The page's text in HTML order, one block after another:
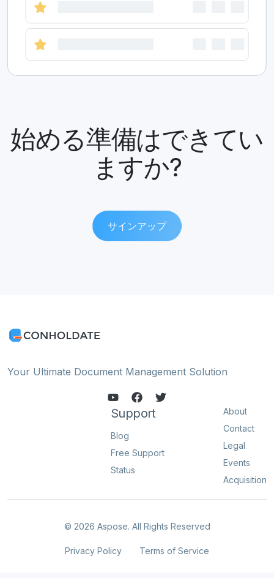
始める準備はできてい
ますか?
サインアップ
Your Ultimate Document Management Solution
Support
Blog
Free Support
Status
About
Contact
Legal
Events
Acquisition
© 2026 Aspose. All Rights Reserved
Privacy Policy Terms of Service